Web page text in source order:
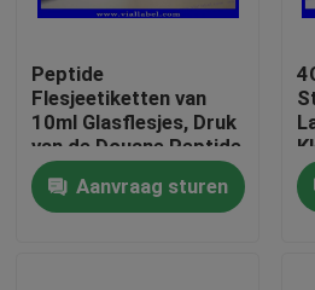
Huis
Producten
Peptide
Flesjeetiketten van
10ml Glasflesjes, Druk
van de Douane Peptide
Sticker
Aanvraag sturen